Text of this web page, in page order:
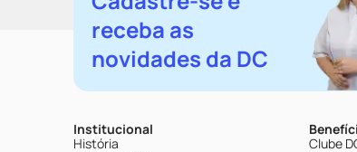
receba as
novidades da DC
Institucional
História
Clube